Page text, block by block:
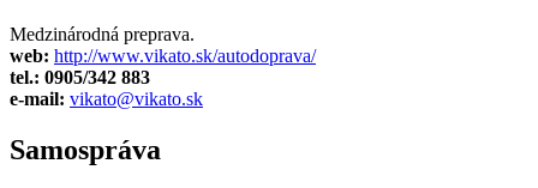
Medzinárodná preprava.
web: http://www.vikato.sk/autodoprava/
tel.: 0905/342 883
e-mail: vikato@vikato.sk
Samospráva